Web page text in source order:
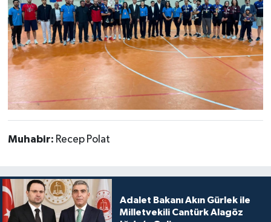
Muhabir: Recep Polat
Adalet Bakanı Akın Gürlek ile
Milletvekili Cantürk Alagöz